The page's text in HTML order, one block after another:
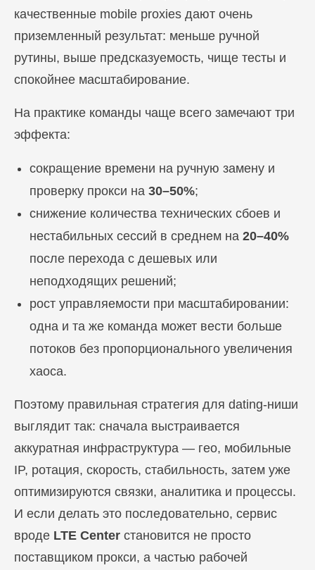
качественные mobile proxies дают очень
приземленный результат: меньше ручной
рутины, выше предсказуемость, чище тесты и
спокойнее масштабирование.
На практике команды чаще всего замечают три
эффекта:
сокращение времени на ручную замену и
проверку прокси на 30–50%;
снижение количества технических сбоев и
нестабильных сессий в среднем на 20–40%
после перехода с дешевых или
неподходящих решений;
рост управляемости при масштабировании:
одна и та же команда может вести больше
потоков без пропорционального увеличения
хаоса.
Поэтому правильная стратегия для dating-ниши
выглядит так: сначала выстраивается
аккуратная инфраструктура — гео, мобильные
IP, ротация, скорость, стабильность, затем уже
оптимизируются связки, аналитика и процессы.
И если делать это последовательно, сервис
вроде LTE Center становится не просто
поставщиком прокси, а частью рабочей